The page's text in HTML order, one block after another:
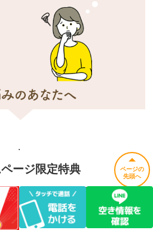
.
ージ限定特典
ス 通常4,000円〜 ／
▼
ページの
先頭へ